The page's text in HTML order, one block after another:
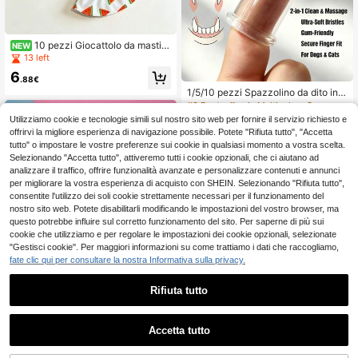
NEW 10 pezzi Giocattolo da mastic
are per pappagalli a forma di pantof
ola, adatto per uccelli in primavera
ed estate, per la pulizia dei denti e il
cativo e di addestramento per uccel
uale, uso
13 left
6.88€
1/5/10 pezzi Spazzolino da dito in s
ilicone per animali domestici, set di
cura dentale per cani e gatti, spazz
olino con setole piccole e morbide, f
orniture per l'igiene orale di cuccioli
e gattini, protezione dei denti, fornit
ure per animali domestici
#2 Bestseller in Multicolore Spazzolino da denti per animali dom
2 .98€
1
Utilizziamo cookie e tecnologie simili sul nostro sito web per fornire il servizio richiesto e
offrirvi la migliore esperienza di navigazione possibile. Potete "Rifiuta tutto", "Accetta
tutto" o impostare le vostre preferenze sui cookie in qualsiasi momento a vostra scelta.
Selezionando "Accetta tutto", attiveremo tutti i cookie opzionali, che ci aiutano ad
analizzare il traffico, offrire funzionalità avanzate e personalizzare contenuti e annunci
per migliorare la vostra esperienza di acquisto con SHEIN. Selezionando "Rifiuta tutto",
consentite l'utilizzo dei soli cookie strettamente necessari per il funzionamento del
nostro sito web. Potete disabilitarli modificando le impostazioni del vostro browser, ma
questo potrebbe influire sul corretto funzionamento del sito. Per saperne di più sui
cookie che utilizziamo e per regolare le impostazioni dei cookie opzionali, selezionate
"Gestisci cookie". Per maggiori informazioni su come trattiamo i dati che raccogliamo,
fate clic qui per consultare la nostra Informativa sulla privacy.
Rifiuta tutto
Accetta tutto